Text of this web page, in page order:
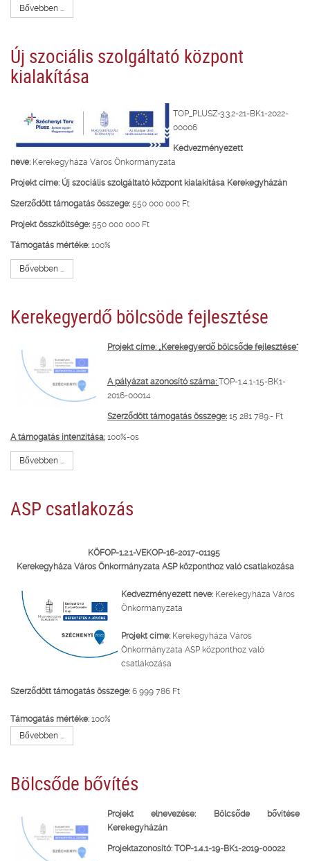
Bővebben ...
Új szociális szolgáltató központ
kialakítása
TOP_PLUSZ-3.3.2-21-BK1-2022-
00006
Kedvezményezett
neve: Kerekegyháza Város Önkormányzata
Projekt címe: Új szociális szolgáltató központ kialakítása Kerekegyházán
Szerződött támogatás összege: 550 000 000 Ft
Projekt összköltsége: 550 000 000 Ft
Támogatás mértéke: 100%
Bővebben ...
Kerekegyerdő bölcsöde fejlesztése
Projekt címe: ,,Kerekegyerdő bölcsőde fejlesztése"
A pályázat azonosító száma: TOP-1.4.1-15-BK1-
2016-00014
Szerződött támogatás összege: 15 281 789.- Ft
A támogatás intenzitása: 100%-os
Bővebben ...
ASP csatlakozás
KÖFOP-1.2.1-VEKOP-16-2017-01195
Kerekegyháza Város Önkormányzata ASP központhoz való csatlakozása
Kedvezményezett neve: Kerekegyháza Város
Önkormányzata
Projekt címe: Kerekegyháza Város
Önkormányzata ASP központhoz való
csatlakozása
Szerződött támogatás összege: 6 999 786 Ft
Támogatás mértéke: 100%
Bővebben ...
Bölcsőde bővítés
Projekt elnevezése: Bölcsőde bővítése
Kerekegyházán
Projektazonosító: TOP-1.4.1-19-BK1-2019-00022